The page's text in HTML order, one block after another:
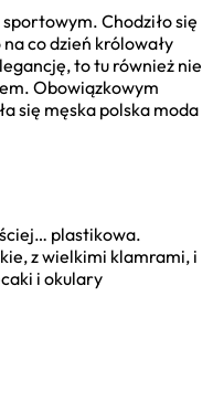
Chodziło się
co dzień królowały
to tu również nie
Obowiązkowym
się męska polska moda
plastikowa.
z wielkimi klamrami, i
i okulary